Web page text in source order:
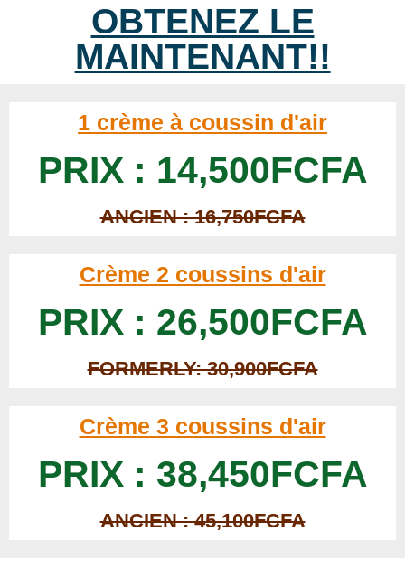
OBTENEZ LE
MAINTENANT!!
1 crème à coussin d'air
PRIX : 14,500FCFA
ANCIEN : 16,750FCFA
Crème 2 coussins d'air
PRIX : 26,500FCFA
FORMERLY: 30,900FCFA
Crème 3 coussins d'air
PRIX : 38,450FCFA
ANCIEN : 45,100FCFA